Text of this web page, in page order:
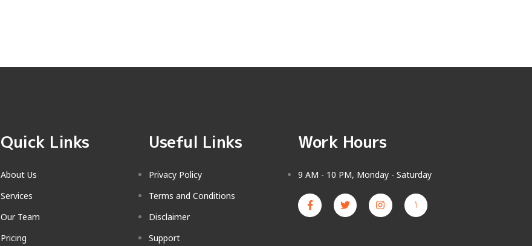
Quick Links
About Us
Services
Our Team
Pricing
Useful Links
Privacy Policy
Terms and Conditions
Disclaimer
Support
Work Hours
9 AM - 10 PM, Monday - Saturday